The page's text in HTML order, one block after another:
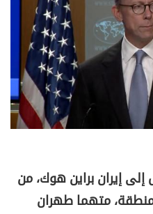
إلى إيران براين هوك، من
متهما طهران